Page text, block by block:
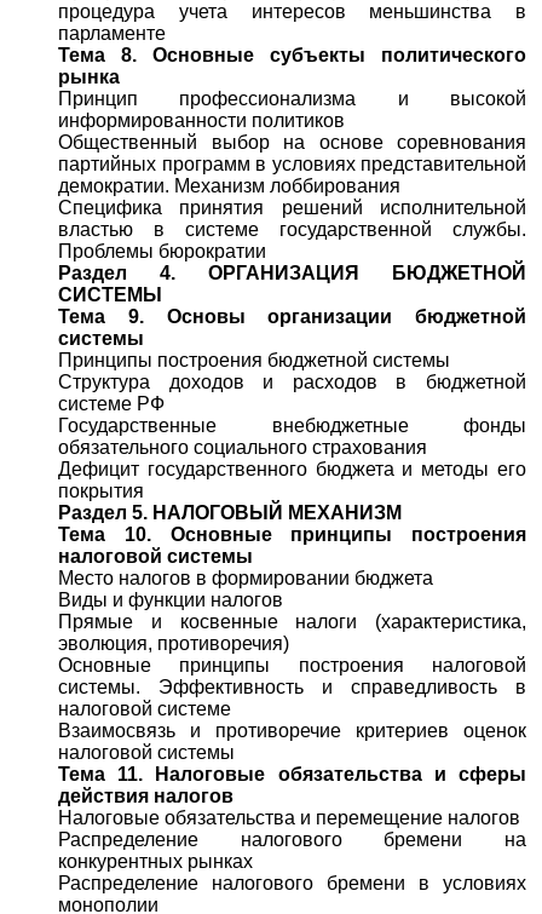
процедура учета интересов меньшинства в
парламенте
Тема 8. Основные субъекты политического
рынка
Принцип профессионализма и высокой
информированности политиков
Общественный выбор на основе соревнования
партийных программ в условиях представительной
демократии. Механизм лоббирования
Специфика принятия решений исполнительной
властью в системе государственной службы.
Проблемы бюрократии
Раздел 4. ОРГАНИЗАЦИЯ БЮДЖЕТНОЙ
СИСТЕМЫ
Тема 9. Основы организации бюджетной
системы
Принципы построения бюджетной системы
Структура доходов и расходов в бюджетной
системе РФ
Государственные внебюджетные фонды
обязательного социального страхования
Дефицит государственного бюджета и методы его
покрытия
Раздел 5. НАЛОГОВЫЙ МЕХАНИЗМ
Тема 10. Основные принципы построения
налоговой системы
Место налогов в формировании бюджета
Виды и функции налогов
Прямые и косвенные налоги (характеристика,
эволюция, противоречия)
Основные принципы построения налоговой
системы. Эффективность и справедливость в
налоговой системе
Взаимосвязь и противоречие критериев оценок
налоговой системы
Тема 11. Налоговые обязательства и сферы
действия налогов
Налоговые обязательства и перемещение налогов
Распределение налогового бремени на
конкурентных рынках
Распределение налогового бремени в условиях
монополии